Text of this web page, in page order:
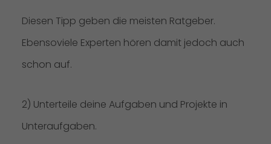
Diesen Tipp geben die meisten Ratgeber.
Ebensoviele Experten hören damit jedoch auch
schon auf.
2) Unterteile deine Aufgaben und Projekte in
Unteraufgaben.